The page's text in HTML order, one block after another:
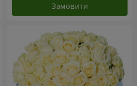
Замовити